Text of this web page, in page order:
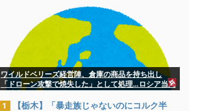
ワイルドベリーズ経営陣、倉庫の商品を持ち出し
「ドローン攻撃で焼失した」として処理…ロシア当局
1
【栃木】「暴走族じゃないのにコルク半